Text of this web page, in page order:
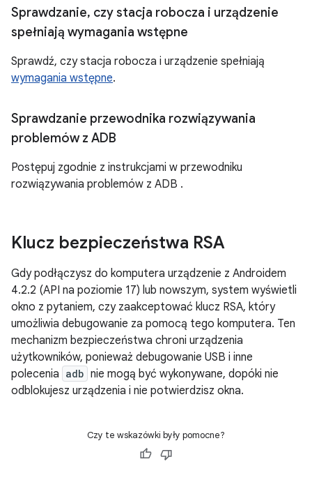
Sprawdzanie, czy stacja robocza i urządzenie
spełniają wymagania wstępne
Sprawdź, czy stacja robocza i urządzenie spełniają
wymagania wstępne.
Sprawdzanie przewodnika rozwiązywania
problemów z ADB
Postępuj zgodnie z instrukcjami w przewodniku
rozwiązywania problemów z ADB .
Klucz bezpieczeństwa RSA
Gdy podłączysz do komputera urządzenie z Androidem
4.2.2 (API na poziomie 17) lub nowszym, system wyświetli
okno z pytaniem, czy zaakceptować klucz RSA, który
umożliwia debugowanie za pomocą tego komputera. Ten
mechanizm bezpieczeństwa chroni urządzenia
użytkowników, ponieważ debugowanie USB i inne
polecenia adb nie mogą być wykonywane, dopóki nie
odblokujesz urządzenia i nie potwierdzisz okna.
Czy te wskazówki były pomocne?